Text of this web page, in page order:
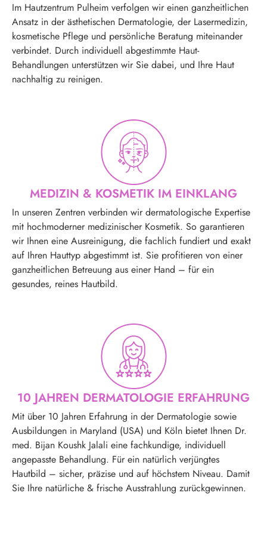
Im Hautzentrum Pulheim verfolgen wir einen ganzheitlichen
Ansatz in der ästhetischen Dermatologie, der Lasermedizin,
kosmetische Pflege und persönliche Beratung miteinander
verbindet. Durch individuell abgestimmte Haut-
Behandlungen unterstützen wir Sie dabei, und Ihre Haut
nachhaltig zu reinigen.
MEDIZIN & KOSMETIK IM EINKLANG
In unseren Zentren verbinden wir dermatologische Expertise
mit hochmoderner medizinischer Kosmetik. So garantieren
wir Ihnen eine Ausreinigung, die fachlich fundiert und exakt
auf Ihren Hauttyp abgestimmt ist. Sie profitieren von einer
ganzheitlichen Betreuung aus einer Hand – für ein
gesundes, reines Hautbild.
10 JAHREN DERMATOLOGIE ERFAHRUNG
Mit über 10 Jahren Erfahrung in der Dermatologie sowie
Ausbildungen in Maryland (USA) und Köln bietet Ihnen Dr.
med. Bijan Koushk Jalali eine fachkundige, individuell
angepasste Behandlung. Für ein natürlich verjüngtes
Hautbild – sicher, präzise und auf höchstem Niveau. Damit
Sie Ihre natürliche & frische Ausstrahlung zurückgewinnen.